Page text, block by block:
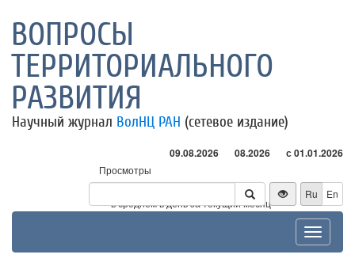
ВОПРОСЫ
ТЕРРИТОРИАЛЬНОГО
РАЗВИТИЯ
Научный журнал ВолНЦ РАН (сетевое издание)
09.08.2026 08.2026 с 01.01.2026
Просмотры
Посетители
* - в среднем в день за текущий месяц
Ru En
Toggle